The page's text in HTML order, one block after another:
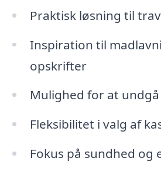
Praktisk løsning til
Inspiration til
opskrifter
Mulighed for at
Fleksibilitet i valg af
Fokus på sundhed